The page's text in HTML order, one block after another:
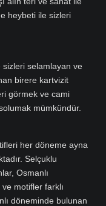
heybeti ile sizleri
sizleri selamlayan ve
birere kartvizit
görmek ve cami
mümkündür.
her döneme ayna
Selçuklu
Osmanlı
motifler farklı
döneminde bulunan